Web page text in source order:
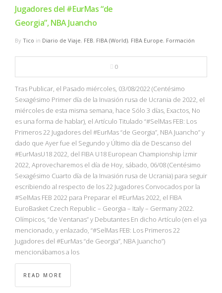
Jugadores del #EurMas “de
Georgia”, NBA Juancho
By Tico in Diario de Viaje, FEB, FIBA (World), FIBA Europe, Formación
0
Tras Publicar, el Pasado miércoles, 03/08/2022 (Centésimo
Sexagésimo Primer día de la Invasión rusa de Ucrania de 2022, el
miércoles de esta misma semana, hace Sólo 3 días, Exactos, No
es una forma de hablar), el Artículo Titulado “#SelMas FEB: Los
Primeros 22 Jugadores del #EurMas “de Georgia”, NBA Juancho” y
dado que Ayer fue el Segundo y Último día de Descanso del
#EurMasU18 2022, del FIBA U18 European Championship İzmir
2022, Aprovecharemos el día de Hoy, sábado, 06/08 (Centésimo
Sexagésimo Cuarto día de la Invasión rusa de Ucrania) para seguir
escribiendo al respecto de los 22 Jugadores Convocados por la
#SelMas FEB 2022 para Preparar el #EurMas 2022, el FIBA
EuroBasket Czech Republic – Georgia – Italy – Germany 2022.
Olímpicos, “de Ventanas” y Debutantes En dicho Artículo (en el ya
mencionado, y enlazado, “#SelMas FEB: Los Primeros 22
Jugadores del #EurMas “de Georgia”, NBA Juancho”)
mencionábamos a los
READ MORE